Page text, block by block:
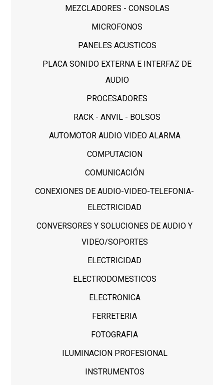
MEZCLADORES - CONSOLAS
MICROFONOS
PANELES ACUSTICOS
PLACA SONIDO EXTERNA E INTERFAZ DE
AUDIO
PROCESADORES
RACK - ANVIL - BOLSOS
AUTOMOTOR AUDIO VIDEO ALARMA
COMPUTACION
COMUNICACIÓN
CONEXIONES DE AUDIO-VIDEO-TELEFONIA-
ELECTRICIDAD
CONVERSORES Y SOLUCIONES DE AUDIO Y
VIDEO/SOPORTES
ELECTRICIDAD
ELECTRODOMESTICOS
ELECTRONICA
FERRETERIA
FOTOGRAFIA
ILUMINACION PROFESIONAL
INSTRUMENTOS